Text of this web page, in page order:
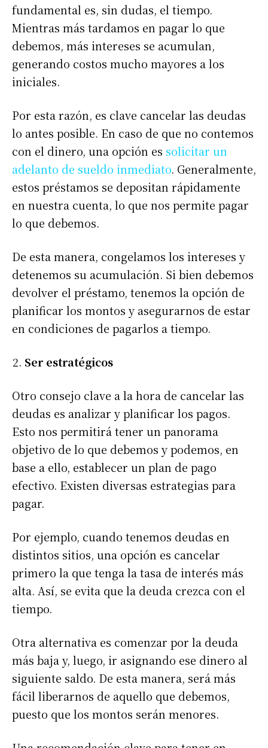
fundamental es, sin dudas, el tiempo.
Mientras más tardamos en pagar lo que
debemos, más intereses se acumulan,
generando costos mucho mayores a los
iniciales.
Por esta razón, es clave cancelar las deudas
lo antes posible. En caso de que no contemos
con el dinero, una opción es solicitar un
adelanto de sueldo inmediato. Generalmente,
estos préstamos se depositan rápidamente
en nuestra cuenta, lo que nos permite pagar
lo que debemos.
De esta manera, congelamos los intereses y
detenemos su acumulación. Si bien debemos
devolver el préstamo, tenemos la opción de
planificar los montos y asegurarnos de estar
en condiciones de pagarlos a tiempo.
Ser estratégicos
Otro consejo clave a la hora de cancelar las
deudas es analizar y planificar los pagos.
Esto nos permitirá tener un panorama
objetivo de lo que debemos y podemos, en
base a ello, establecer un plan de pago
efectivo. Existen diversas estrategias para
pagar.
Por ejemplo, cuando tenemos deudas en
distintos sitios, una opción es cancelar
primero la que tenga la tasa de interés más
alta. Así, se evita que la deuda crezca con el
tiempo.
Otra alternativa es comenzar por la deuda
más baja y, luego, ir asignando ese dinero al
siguiente saldo. De esta manera, será más
fácil liberarnos de aquello que debemos,
puesto que los montos serán menores.